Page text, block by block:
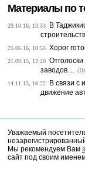
Материалы по
29.10.16, 13:33
В
25.06.16, 10:53 Хорог
21.09.15, 12:20
заводов… (0)
14.11.13, 16:22
В связи с
движение
Уважаемый
Мы рекомендуем Вам
сайт под своим